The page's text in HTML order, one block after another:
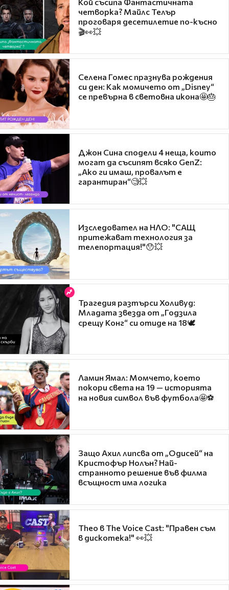
четворка? Майлс Телър
проговаря десетилетие по-късно
🎬👀💥
Селена Гомес празнува рождения
си ден: Как момичето от „Disney“
се превърна в световна икона🤩🎂
Джон Сина сподели 4 неща, които
могат да съсипят всяко GenZ:
„Ако ги имаш, провалът е
гарантиран“🧐💥
Изследовател на НЛО: "САЩ
притежават технология за
телепортация!"😯💥
Трагедия разтърси Холивуд:
Младата звезда от „Годзила
срещу Конг“ си отиде на 18🕊️
Ламин Ямал: Момчето, което
покори света на 19 — историята
на новия символ във футбола🤩⚽
Защо Ахил липсва от „Одисей“ на
Кристофър Нолън? Най-
странното решение във филма
всъщност има логика
Theo в The Voice Cast: "Правен съм
в дискотека!" 👀💥